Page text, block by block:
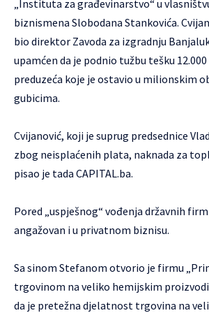
„Instituta za građevinarstvo“ u
biznismena Slobodana Stankovića.
bio direktor Zavoda za izgradnju
upamćen da je podnio tužbu tešku
preduzeća koje je ostavio u milionskim
gubicima.
Cvijanović, koji je suprug predsednice
zbog neisplaćenih plata, naknada za
pisao je tada CAPITAL.ba.
Pored „uspješnog“ vođenja državnih
angažovan i u privatnom biznisu.
Sa sinom Stefanom otvorio je firmu
trgovinom na veliko hemijskim
da je pretežna djelatnost trgovina na